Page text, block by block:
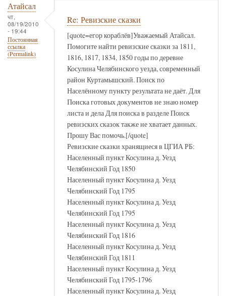
Атайсал
чт,
08/19/2010
- 19:44
Постоянная
ссылка
(Permalink)
Re: Ревизские сказки
[quote=егор кораблёв]Уважаемый Атайсал.
Помогите найти ревизские сказки за 1811,
1816, 1817, 1834, 1850 годы по деревне
Косулина Челябинского уезда, современный
район Куртамышский. Поиск по
Населённому пункту результата не даёт. Для
Поиска готовых документов не знаю номер
листа и дела Для поиска в разделе Поиск
ревизских сказок также не хватает данных.
Прошу Вас помочь.[/quote]
Ревизские сказки хранящиеся в ЦГИА РБ:
Населенный пункт Косулина д. Уезд
Челябинский Год 1850
Населенный пункт Косулина д. Уезд
Челябинский Год 1795
Населенный пункт Косулина д. Уезд
Челябинский Год 1795
Населенный пункт Косулина д. Уезд
Челябинский Год 1816
Населенный пункт Косулина д. Уезд
Челябинский Год 1811
Населенный пункт Косулина д. Уезд
Челябинский Год 1795-1796
Населенный пункт Косулина д. Уезд